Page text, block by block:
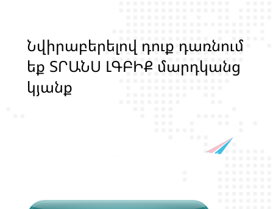
Նվիրաբերելով դոք դառնոմ
եք ՏՐԱՆՍ ԼԳԲԻՔ մարդկանց
կյանք